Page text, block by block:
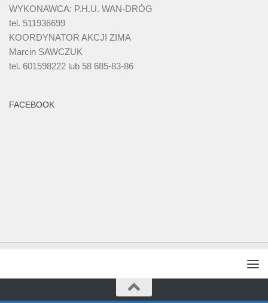
WYKONAWCA: P.H.U. WAN-DRÓG
tel. 511936699
KOORDYNATOR AKCJI ZIMA
Marcin SAWCZUK
tel. 601598222 lub 58 685-83-86
FACEBOOK